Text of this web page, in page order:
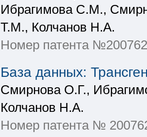
Ибрагимова С.М.,
Т.М., Колчанов Н.А.
Номер патента
База данных:
Смирнова О.Г.,
Колчанов Н.А.
Номер патента №